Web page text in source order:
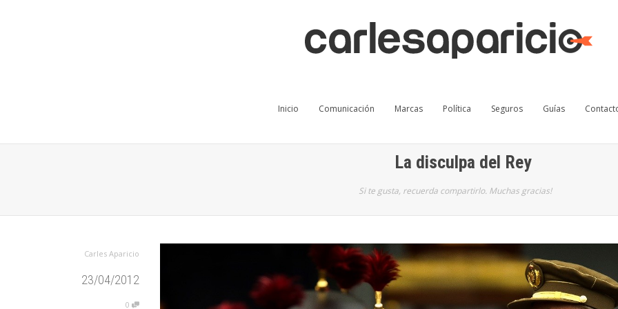
Inicio Comunicación Marcas Política Seguros Guías
La disculpa del Rey
Si te gusta, recuerda compartirlo. Muchas gracias!
Carles Aparicio
23/04/2012
0